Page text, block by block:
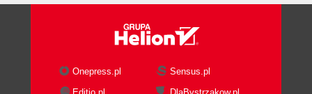
Onepress.pl
Sensus.pl